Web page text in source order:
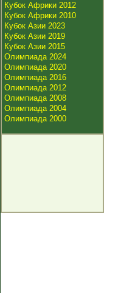
Кубок Африки 2012
Кубок Африки 2010
Кубок Азии 2023
Кубок Азии 2019
Кубок Азии 2015
Олимпиада 2024
Олимпиада 2020
Олимпиада 2016
Олимпиада 2012
Олимпиада 2008
Олимпиада 2004
Олимпиада 2000